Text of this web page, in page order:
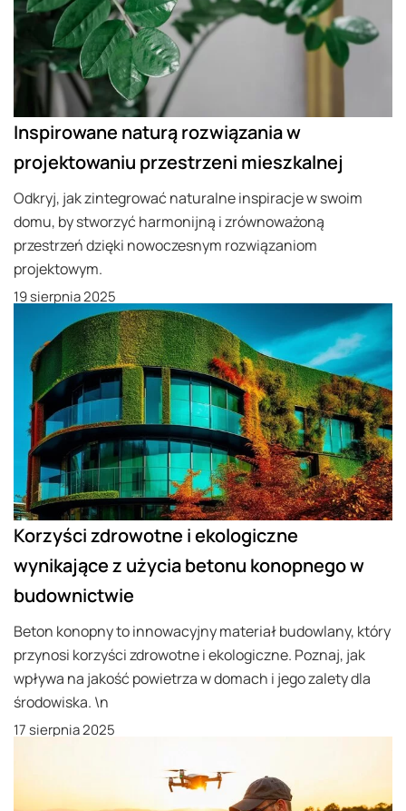
Inspirowane naturą rozwiązania w
projektowaniu przestrzeni mieszkalnej
Odkryj, jak zintegrować naturalne inspiracje w swoim
domu, by stworzyć harmonijną i zrównoważoną
przestrzeń dzięki nowoczesnym rozwiązaniom
projektowym.
19 sierpnia 2025
Korzyści zdrowotne i ekologiczne
wynikające z użycia betonu konopnego w
budownictwie
Beton konopny to innowacyjny materiał budowlany, który
przynosi korzyści zdrowotne i ekologiczne. Poznaj, jak
wpływa na jakość powietrza w domach i jego zalety dla
środowiska. \n
17 sierpnia 2025